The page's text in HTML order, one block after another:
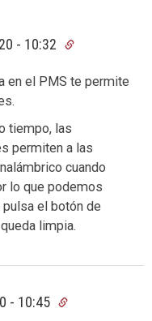
- 10:32
en el PMS te permite
tiempo, las
permiten a las
cuando
lo que podemos
el botón de
limpia.
- 10:45